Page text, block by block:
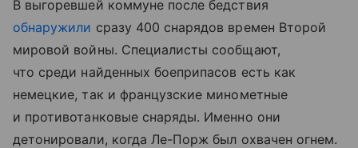
В выгоревшей коммуне после бедствия
обнаружили сразу 400 снарядов времен Второй
мировой войны. Специалисты сообщают,
что среди найденных боеприпасов есть как
немецкие, так и французские минометные
и противотанковые снаряды. Именно они
детонировали, когда Ле-Порж был охвачен огнем.